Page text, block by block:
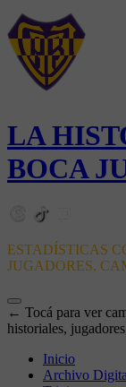
LA
BOCA
ESTADÍSTICAS
JUGADORES,
← Tocá para ver
historiales,
Inicio
Archivo